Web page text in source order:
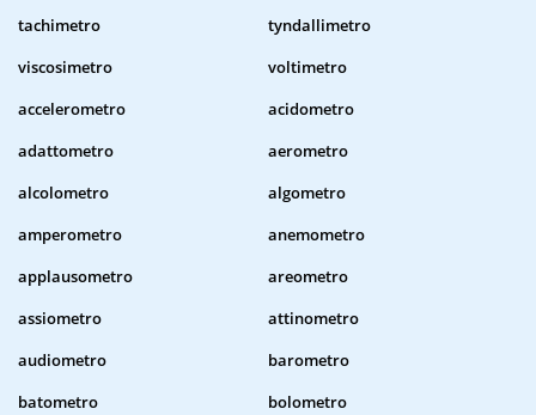
tachimetro
tyndallimetro
viscosimetro
voltimetro
accelerometro
acidometro
adattometro
aerometro
alcolometro
algometro
amperometro
anemometro
applausometro
areometro
assiometro
attinometro
audiometro
barometro
batometro
bolometro